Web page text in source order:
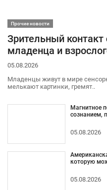
Прочие новости
Зрительный контакт
младенца и
05.08.2026
Младенцы живут в мире
мелькают картинки, гремят..
Магнитное
сознанием,
05.08.2026
которую
05.08.2026